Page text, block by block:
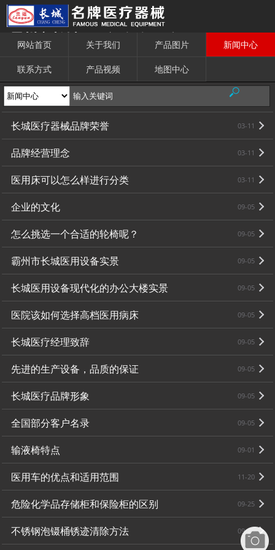
霸州市长城医用设备有限公司
网站首页 关于我们 产品图片 新闻中心
联系方式 产品视频 地图中心
03-11
长城医疗器械品牌荣誉
03-11
品牌经营理念
03-11
医用床可以怎么样进行分类
09-05
企业的文化
09-05
怎么挑选一个合适的轮椅呢？
09-05
霸州市长城医用设备实景
09-05
长城医用设备现代化的办公大楼实景
09-05
医院该如何选择高档医用病床
09-05
长城医疗经理致辞
09-05
先进的生产设备，品质的保证
09-05
长城医疗品牌形象
09-05
全国部分客户名录
09-01
输液椅特点
11-20
医用车的优点和适用范围
09-25
危险化学品存储柜和保险柜的区别
09-25
不锈钢泡镊桶锈迹清除方法